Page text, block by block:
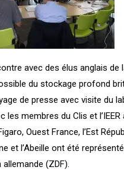
avec des élus anglais de
du stockage profond
de presse avec visite du
les membres du Clis et l’IEER
Ouest France, l’Est
et l’Abeille ont été
allemande (ZDF).